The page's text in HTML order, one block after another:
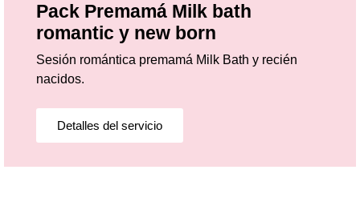
Pack Premamá Milk bath
romantic y new born
Sesión romántica premamá Milk Bath y recién
nacidos.
Detalles del servicio